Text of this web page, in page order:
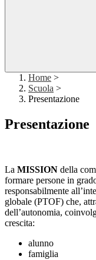
Home >
Scuola >
Presentazione
Presentazione
La MISSION della
formare persone in
responsabilmente
globale (PTOF) che,
dell’autonomia,
crescita:
alunno
famiglia